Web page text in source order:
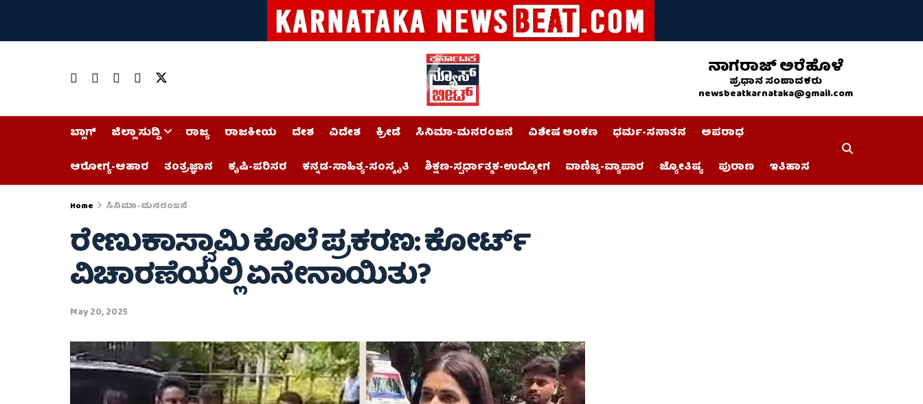
ನಾಗರಾಜ್ ಅರೆಹೊಳೆ
ಪ್ರಧಾನ ಸಂಪಾದಕರು
newsbeatkarnataka@gmail.com
ಬ್ಲಾಗ್ ಜಿಲ್ಲಾ ಸುದ್ದಿ ರಾಜ್ಯ ರಾಜಕೀಯ ದೇಶ ವಿದೇಶ ಕ್ರೀಡೆ ಸಿನಿಮಾ-ಮನರಂಜನೆ ವಿಶೇಷ ಅಂಕಣ ಧರ್ಮ-ಸನಾತನ
ಅಪರಾಧ
ಆರೋಗ್ಯ-ಆಹಾರ
ತಂತ್ರಜ್ಞಾನ ಕೃಷಿ-ಪರಿಸರ ಕನ್ನಡ-ಸಾಹಿತ್ಯ-ಸಂಸ್ಕೃತಿ ಶಿಕ್ಷಣ-ಸ್ಪರ್ಧಾತ್ಮಕ-ಉದ್ಯೋಗ ವಾಣಿಜ್ಯ-ವ್ಯಾಪಾರ ಜ್ಯೋತಿಷ್ಯ ಪುರಾಣ ಇತಿಹಾಸ
Home ಸಿನಿಮಾ-ಮನರಂಜನೆ
ರೇಣುಕಾಸ್ವಾಮಿ ಕೊಲೆ ಪ್ರಕರಣ: ಕೋರ್ಟ್
ವಿಚಾರಣೆಯಲ್ಲಿ ಏನೇನಾಯಿತು?
May 20, 2025